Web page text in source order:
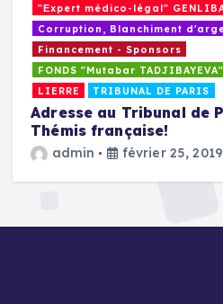
"Еxpert médico-légal"
Corruption, Blanchiment
Financement - Sponsors
FONDS "Mutabar TADJIBAYEVA"
LIERRE
TRIBUNAL DE PARIS
Adresse au Tribunal de
Thémis française!
admin février 25, 2019